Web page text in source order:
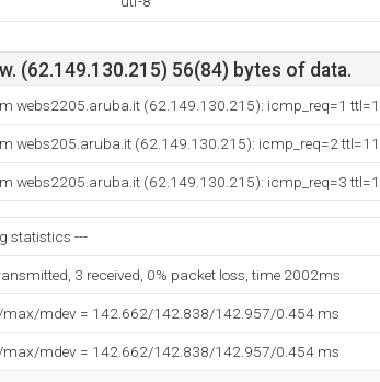
(62.149.130.215) 56(84) bytes of data.
webs2205.aruba.it (62.149.130.215): icmp_req=1
webs205.aruba.it (62.149.130.215): icmp_req=2
webs2205.aruba.it (62.149.130.215): icmp_req=3
statistics ---
3 received, 0% packet loss, time 2002ms
mdev = 142.662/142.838/142.957/0.454 ms
mdev = 142.662/142.838/142.957/0.454 ms